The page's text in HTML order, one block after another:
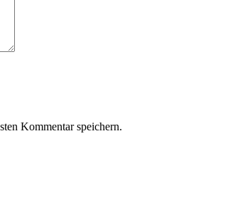
Kommentar speichern.